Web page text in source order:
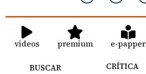
videos premium e-papper
BUSCAR
CRÍTICA